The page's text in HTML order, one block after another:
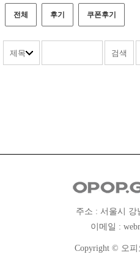
전체 후기 쿠폰후기
주소 : 서울시 강
이메일 :
Copyright © 오피